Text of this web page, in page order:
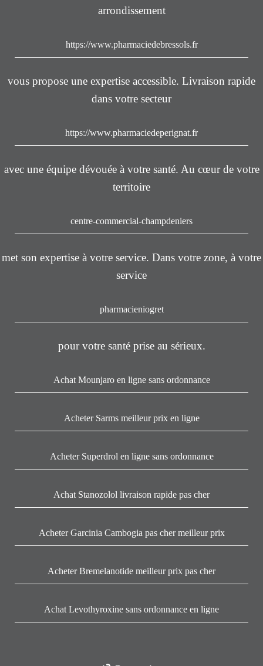
arrondissement
https://www.pharmaciedebressols.fr
vous propose une expertise accessible. Livraison rapide
dans votre secteur
https://www.pharmaciedeperignat.fr
avec une équipe dévouée à votre santé. Au cœur de votre
territoire
centre-commercial-champdeniers
met son expertise à votre service. Dans votre zone, à votre
service
pharmacieniogret
pour votre santé prise au sérieux.
Achat Mounjaro en ligne sans ordonnance
Acheter Sarms meilleur prix en ligne
Acheter Superdrol en ligne sans ordonnance
Achat Stanozolol livraison rapide pas cher
Acheter Garcinia Cambogia pas cher meilleur prix
Acheter Bremelanotide meilleur prix pas cher
Achat Levothyroxine sans ordonnance en ligne